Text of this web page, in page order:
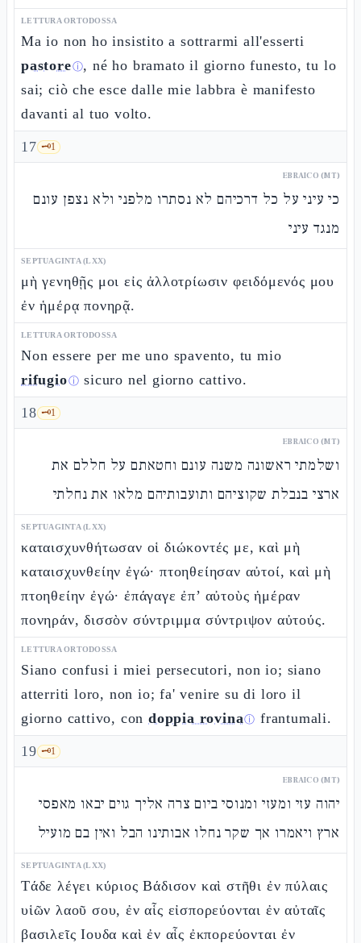
LETTURA ORTODOSSA
Ma io non ho insistito a sottrarmi all'esserti
pastoreⓘ, né ho bramato il giorno funesto, tu lo
sai; ciò che esce dalle mie labbra è manifesto
davanti al tuo volto.
17 🗝️1
EBRAICO (MT)
כי עיני על כל דרכיהם לא נסתרו מלפני ולא נצפן עונם
מנגד עיני
SEPTUAGINTA (LXX)
μὴ γενηθῇς μοι εἰς ἀλλοτρίωσιν φειδόμενός μου
ἐν ἡμέρᾳ πονηρᾷ.
LETTURA ORTODOSSA
Non essere per me uno spavento, tu mio
rifugioⓘ sicuro nel giorno cattivo.
18 🗝️1
EBRAICO (MT)
ושלמתי ראשונה משנה עונם וחטאתם על חללם את
ארצי בנבלת שקוציהם ותועבותיהם מלאו את נחלתי
SEPTUAGINTA (LXX)
καταισχυνθήτωσαν οἱ διώκοντές με, καὶ μὴ
καταισχυνθείην ἐγώ· πτοηθείησαν αὐτοί, καὶ μὴ
πτοηθείην ἐγώ· ἐπάγαγε ἐπ’ αὐτοὺς ἡμέραν
πονηράν, δισσὸν σύντριμμα σύντριψον αὐτούς.
LETTURA ORTODOSSA
Siano confusi i miei persecutori, non io; siano
atterriti loro, non io; fa' venire su di loro il
giorno cattivo, condoppia rovinaⓘ frantumali.
19 🗝️1
EBRAICO (MT)
יהוה עזי ומעזי ומנוסי ביום צרה אליך גוים יבאו מאפסי
ארץ ויאמרו אך שקר נחלו אבותינו הבל ואין בם מועיל
SEPTUAGINTA (LXX)
Τάδε λέγει κύριος Βάδισον καὶ στῆθι ἐν πύλαις
υἱῶν λαοῦ σου, ἐν αἷς εἰσπορεύονται ἐν αὐταῖς
βασιλεῖς Ιουδα καὶ ἐν αἷς ἐκπορεύονται ἐν